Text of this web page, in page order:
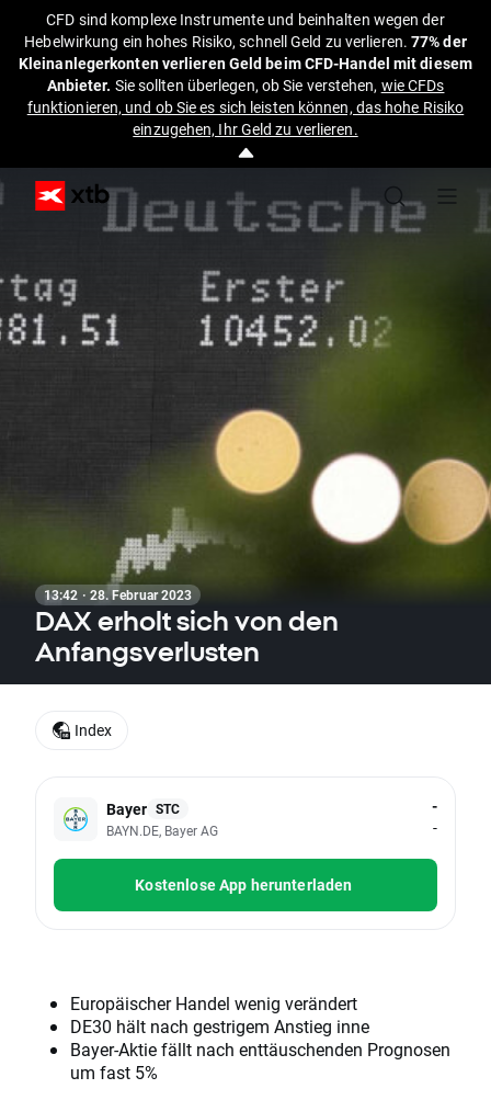
CFD sind komplexe Instrumente und beinhalten wegen der
Hebelwirkung ein hohes Risiko, schnell Geld zu verlieren.77% der
Kleinanlegerkonten verlieren Geld beim CFD-Handel mit diesem
Anbieter. Sie sollten überlegen, ob Sie verstehen, wie CFDs
funktionieren, und ob Sie es sich leisten können, das hohe Risiko
einzugehen, Ihr Geld zu verlieren.
13:42 · 28. Februar 2023
DAX erholt sich von den
Anfangsverlusten
Bayer STC
BAYN.DE, Bayer AG
-
-
Kostenlose App herunterladen
Europäischer Handel wenig verändert
DE30 hält nach gestrigem Anstieg inne
Bayer-Aktie fällt nach enttäuschenden Prognosen
um fast 5%
Index